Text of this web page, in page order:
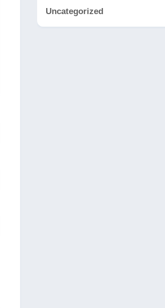
Uncategorized